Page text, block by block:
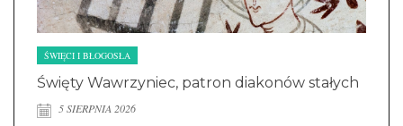
ŚWIĘCI I BŁOGOSŁA
Święty Wawrzyniec, patron diakonów stałych
5 SIERPNIA 2026